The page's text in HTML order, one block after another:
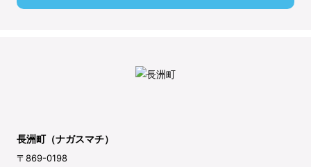
長洲町（ナガスマチ）
〒869-0198